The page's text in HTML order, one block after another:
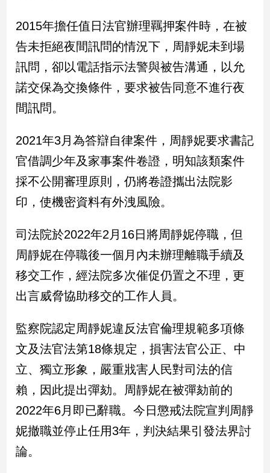
南
台
灣
觀
點
台
灣
觀
點
娛
樂
娛
樂
星
流
時
尚
追
星
活
2015年擔任值日法官辦理羈押案件時，在被
告未拒絕夜間訊問的情況下，周靜妮未到場
訊問，卻以電話指示法警與被告溝通，以允
諾交保為交換條件，要求被告同意不進行夜
間訊問。
2021年3月為答辯自律案件，周靜妮要求書記
官借調少年及家事案件卷證，明知該類案件
採不公開審理原則，仍將卷證攜出法院影
印，使機密資料有外洩風險。
司法院於2022年2月16日將周靜妮停職，但
周靜妮在停職後一個月內未辦理離職手續及
移交工作，經法院多次催促仍置之不理，更
出言威脅協助移交的工作人員。
監察院認定周靜妮違反法官倫理規範多項條
文及法官法第18條規定，損害法官公正、中
立、獨立形象，嚴重戕害人民對司法的信
賴，因此提出彈劾。周靜妮在被彈劾前的
2022年6月即已辭職。今日懲戒法院宣判周靜
妮撤職並停止任用3年，判決結果引發法界討
論。